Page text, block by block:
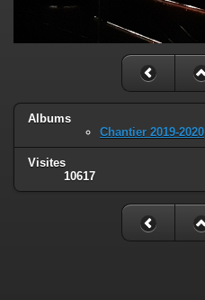
Albums
Chantier 2019-2020
Visites
10617